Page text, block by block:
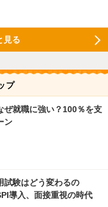
見る
プ
ぜ就職に強い？100％を支
ン
試験はどう変わるの
導入、面接重視の時代